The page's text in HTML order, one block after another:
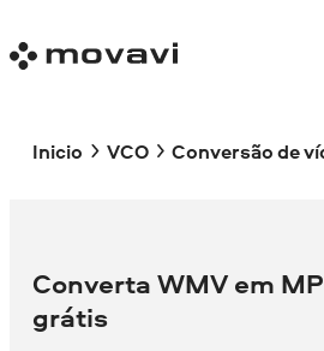
Inicio VCO Conversão de
Converta WMV em
grátis